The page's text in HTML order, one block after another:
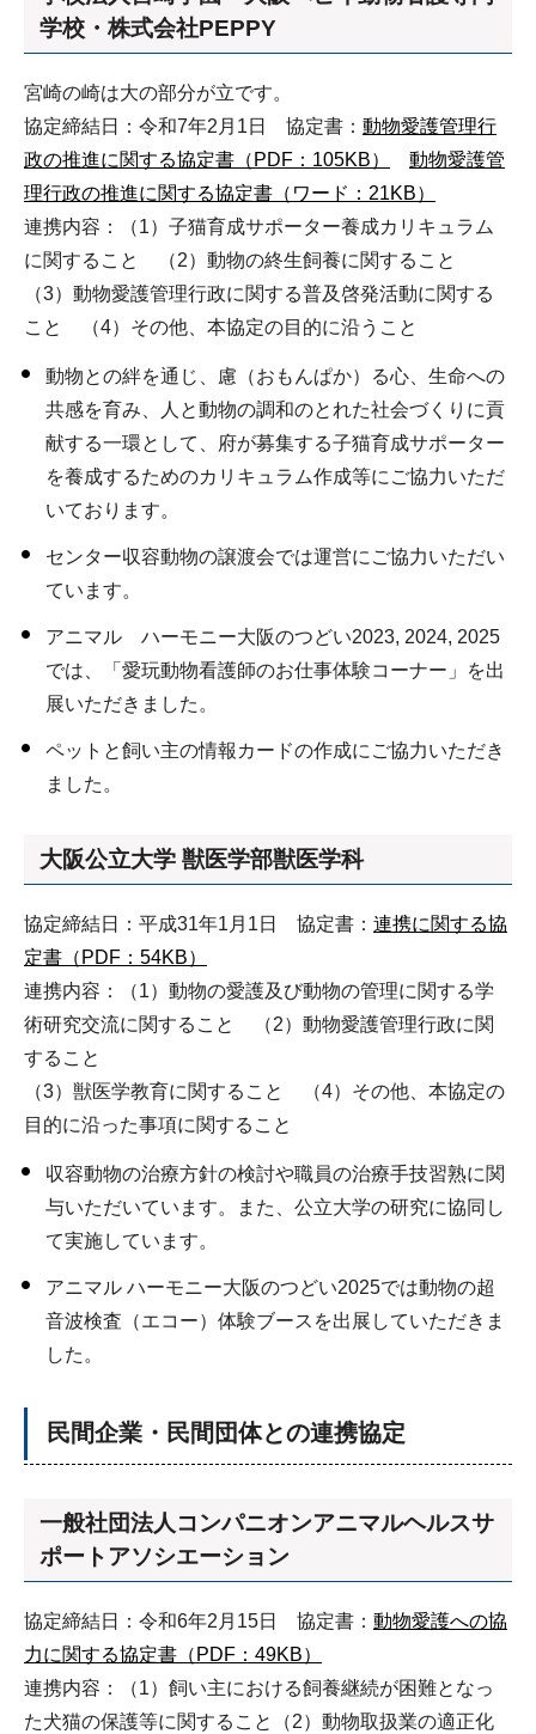
学校・株式会社PEPPY
宮崎の崎は大の部分が立です。
協定締結日：令和7年2月1日 協定書： 動物愛護管理行
政の推進に関する協定書（PDF：105KB）
動物愛護管
理行政の推進に関する協定書（ワード：21KB）
連携内容：（1）子猫育成サポーター養成カリキュラム
に関すること （2）動物の終生飼養に関すること
（3）動物愛護管理行政に関する普及啓発活動に関する
こと （4）その他、本協定の目的に沿うこと
動物との絆を通じ、慮（おもんぱか）る心、生命への
共感を育み、人と動物の調和のとれた社会づくりに貢
献する一環として、府が募集する子猫育成サポーター
を養成するためのカリキュラム作成等にご協力いただ
いております。
センター収容動物の譲渡会では運営にご協力いただい
ています。
アニマル ハーモニー大阪のつどい2023, 2024, 2025
では、「愛玩動物看護師のお仕事体験コーナー」を出
展いただきました。
ペットと飼い主の情報カードの作成にご協力いただき
ました。
大阪公立大学 獣医学部獣医学科
協定締結日：平成31年1月1日 協定書： 連携に関する協
定書（PDF：54KB）
連携内容：（1）動物の愛護及び動物の管理に関する学
術研究交流に関すること （2）動物愛護管理行政に関
すること
（3）獣医学教育に関すること （4）その他、本協定の
目的に沿った事項に関すること
収容動物の治療方針の検討や職員の治療手技習熟に関
与いただいています。また、公立大学の研究に協同し
て実施しています。
アニマル ハーモニー大阪のつどい2025では動物の超
音波検査（エコー）体験ブースを出展していただきま
した。
民間企業・民間団体との連携協定
一般社団法人コンパニオンアニマルヘルスサ
ポートアソシエーション
協定締結日：令和6年2月15日 協定書： 動物愛護への協
力に関する協定書（PDF：49KB）
連携内容：（1）飼い主における飼養継続が困難となっ
た犬猫の保護等に関すること（2）動物取扱業の適正化